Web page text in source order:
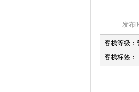
发布
客栈等级：
客栈标签：